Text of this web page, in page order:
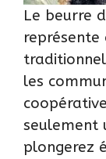
Le beurre
les
seulement
plongerez